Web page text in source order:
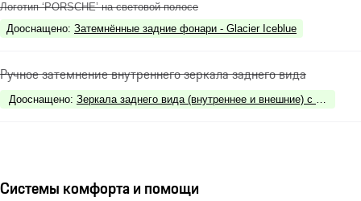
Логотип ‘PORSCHE’ на световой полосе
Дооснащено: Затемнённые задние фонари - Glacier Iceblue
Ручное затемнение внутреннего зеркала заднего вида
Дооснащено: Зеркала заднего вида (внутреннее и внешние) с
Системы комфорта и помощи